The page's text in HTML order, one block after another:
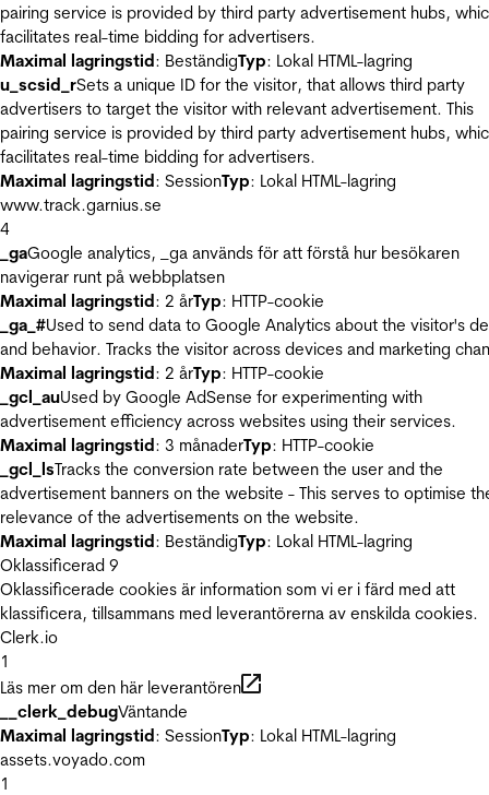
pairing service is provided by third party advertisement hubs,
facilitates real-time bidding for advertisers.
Maximal lagringstid: BeständigTyp: Lokal HTML-lagring
u_scsid_rSets a unique ID for the visitor, that allows third party
advertisers to target the visitor with relevant advertisement. This
pairing service is provided by third party advertisement hubs,
facilitates real-time bidding for advertisers.
Maximal lagringstid: SessionTyp: Lokal HTML-lagring
www.track.garnius.se
4
_gaGoogle analytics, _ga används för att förstå hur besökaren
navigerar runt på webbplatsen
Maximal lagringstid: 2 årTyp: HTTP-cookie
_ga_#Used to send data to Google Analytics about the visitor's
and behavior. Tracks the visitor across devices and marketing
Maximal lagringstid: 2 årTyp: HTTP-cookie
_gcl_auUsed by Google AdSense for experimenting with
advertisement efficiency across websites using their services.
Maximal lagringstid: 3 månaderTyp: HTTP-cookie
_gcl_lsTracks the conversion rate between the user and the
advertisement banners on the website - This serves to optimise
relevance of the advertisements on the website.
Maximal lagringstid: BeständigTyp: Lokal HTML-lagring
Oklassificerad 9
Oklassificerade cookies är information som vi er i färd med att
klassificera, tillsammans med leverantörerna av enskilda cookies.
Clerk.io
1
Läs mer om den här leverantören
__clerk_debugVäntande
Maximal lagringstid: SessionTyp: Lokal HTML-lagring
assets.voyado.com
1